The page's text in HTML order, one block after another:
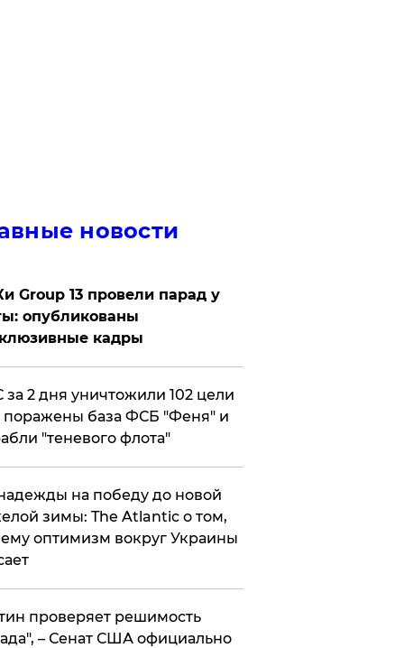
новости
Group 13 провели парад у
опубликованы
кадры
за 2 дня уничтожили 102 цели
база ФСБ "Феня" и
"теневого флота"
на победу до новой
зимы: The Atlantic о том,
оптимизм вокруг Украины
проверяет решимость
– Сенат США официально